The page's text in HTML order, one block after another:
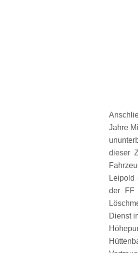
Jahre
dieser
Leipold
der FF
Dienst